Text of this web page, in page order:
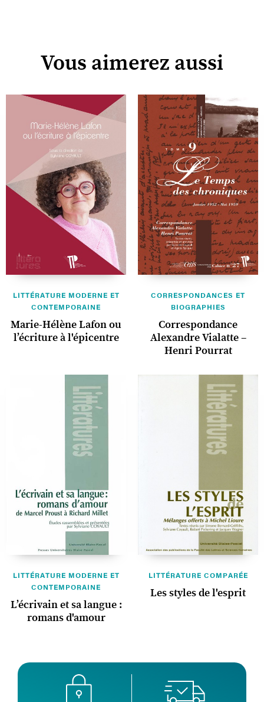
Vous aimerez aussi
LITTÉRATURE MODERNE ET
CONTEMPORAINE
Marie-Hélène Lafon ou
l’écriture à l'épicentre
CORRESPONDANCES ET
BIOGRAPHIES
Correspondance
Alexandre Vialatte –
Henri Pourrat
LITTÉRATURE MODERNE ET
CONTEMPORAINE
L’écrivain et sa langue :
romans d'amour
LITTÉRATURE COMPARÉE
Les styles de l'esprit